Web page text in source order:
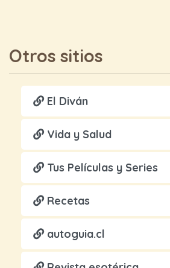
Otros sitios
El Diván
Vida y Salud
Tus Películas y Series
Recetas
autoguia.cl